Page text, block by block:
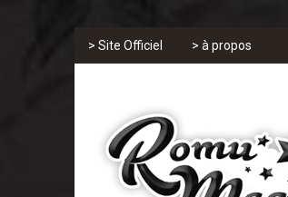
> Site Officiel > à propos